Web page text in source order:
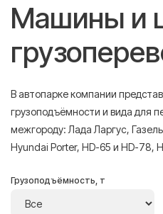
Машины и
В автопарке компании
грузоподъёмности и вида для
межгороду: Лада Ларгус,
Hyundai Porter, HD-65 и HD-78,
Грузоподъёмность, т